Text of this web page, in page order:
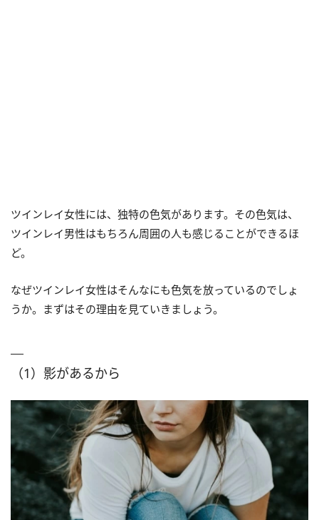
ツインレイ女性には、独特の色気があります。その色気は、
ツインレイ男性はもちろん周囲の人も感じることができるほ
ど。
なぜツインレイ女性はそんなにも色気を放っているのでしょ
うか。まずはその理由を見ていきましょう。
（1）影があるから